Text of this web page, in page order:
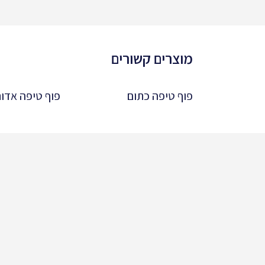
מוצרים קשורים
פוף טיפה כתום פוף טיפה